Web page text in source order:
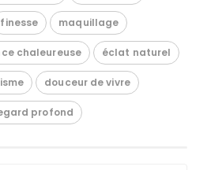
finesse maquillage
chaleureuse éclat naturel
douceur de vivre
profond